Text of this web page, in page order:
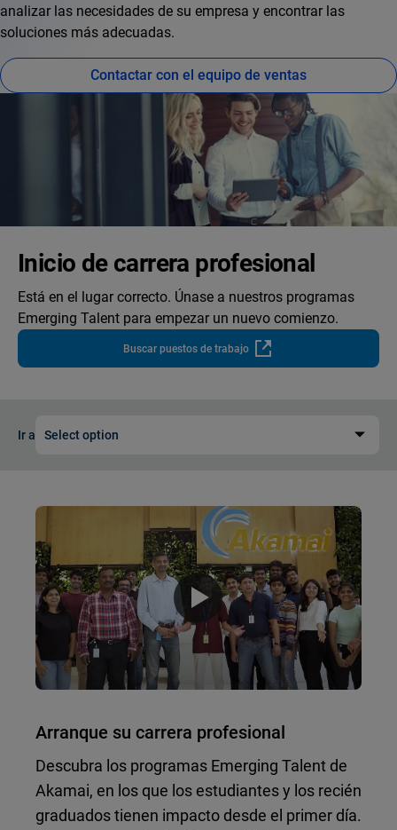
analizar las necesidades de su empresa y encontrar las
soluciones más adecuadas.
Contactar con el equipo de ventas
Inicio de carrera profesional
Está en el lugar correcto. Únase a nuestros programas
Emerging Talent para empezar un nuevo comienzo.
Buscar puestos de trabajo
Ir a Select option
Arranque su carrera profesional
Descubra los programas Emerging Talent de
Akamai, en los que los estudiantes y los recién
graduados tienen impacto desde el primer día.